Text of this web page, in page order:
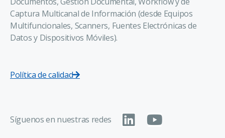
Captura Multicanal de Información (desde Equipos
Multifuncionales, Scanners, Fuentes Electrónicas de
Datos y Dispositivos Móviles).
Política de calidad
Síguenos en nuestras redes